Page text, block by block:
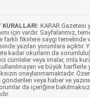
KURALLARI: KARAR Gazetesi
için vardır. Sayfalarımız,
farklı fikirlere saygı temelinde
yazılan yorumlara açıktır.
kadar okurların da
cümleler veya imalar, imla
ve büyük harflerle
onaylanmamaktadır.
gönderilen veya haber ve
da içeriğine